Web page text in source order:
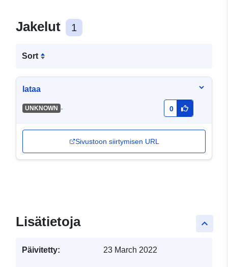
Jakelut 1
Sort
lataa
UNKNOWN - 0
Sivustoon siirtymisen URL
keyboard_arrow_up
Lisätietoja
Päivitetty: 23 March 2022